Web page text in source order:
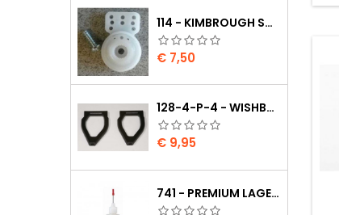
114 - KIMBROUGH SMALL SERVO SAVER - 25 SPLINE DRIVE - FUTABA
Prijs
€ 7,50
128-4-P-4 - WISHBONE UPPER BODY EVO2
Prijs
€ 9,95
741 - PREMIUM LAGER OLIE